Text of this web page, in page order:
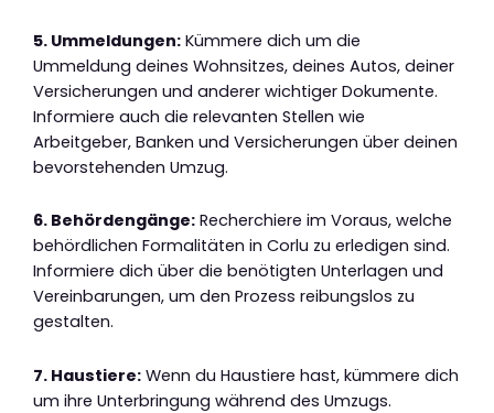
5. Ummeldungen: Kümmere dich um die
Ummeldung deines Wohnsitzes, deines Autos, deiner
Versicherungen und anderer wichtiger Dokumente.
Informiere auch die relevanten Stellen wie
Arbeitgeber, Banken und Versicherungen über deinen
bevorstehenden Umzug.
6. Behördengänge: Recherchiere im Voraus, welche
behördlichen Formalitäten in Corlu zu erledigen sind.
Informiere dich über die benötigten Unterlagen und
Vereinbarungen, um den Prozess reibungslos zu
gestalten.
7. Haustiere: Wenn du Haustiere hast, kümmere dich
um ihre Unterbringung während des Umzugs.